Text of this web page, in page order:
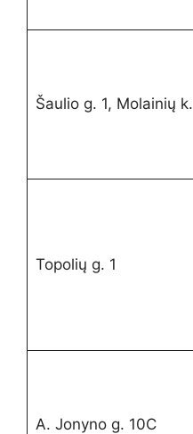
Šaulio g. 1, Molainių k.
Topolių g. 1
A. Jonyno g. 10C